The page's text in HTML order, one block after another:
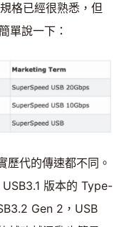
格已經很熟悉，但
單說一下：
代的傳速都不同。
版本的 Type-
Gen 2，USB